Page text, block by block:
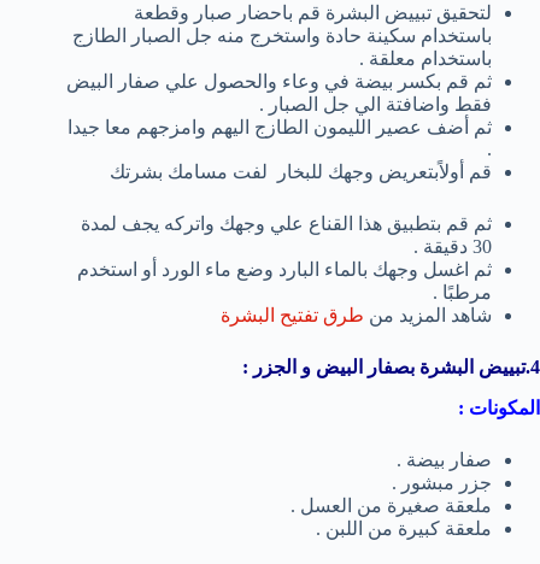
لتحقيق تبييض البشرة قم باحضار صبار وقطعة
باستخدام سكينة حادة واستخرج منه جل الصبار الطازج
باستخدام معلقة .
ثم قم بكسر بيضة في وعاء والحصول علي صفار البيض
فقط واضافتة الي جل الصبار .
ثم أضف عصير الليمون الطازج اليهم وامزجهم معا جيدا
.
قم أولاًبتعريض وجهك للبخار لفت مسامك بشرتك
ثم قم بتطبيق هذا القناع علي وجهك واتركه يجف لمدة
30 دقيقة .
ثم اغسل وجهك بالماء البارد وضع ماء الورد أو استخدم
مرطبًا .
شاهد المزيد من طرق تفتيح البشرة
4.تبييض البشرة بصفار البيض و الجزر :
المكونات :
صفار بيضة .
جزر مبشور .
ملعقة صغيرة من العسل .
ملعقة كبيرة من اللبن .